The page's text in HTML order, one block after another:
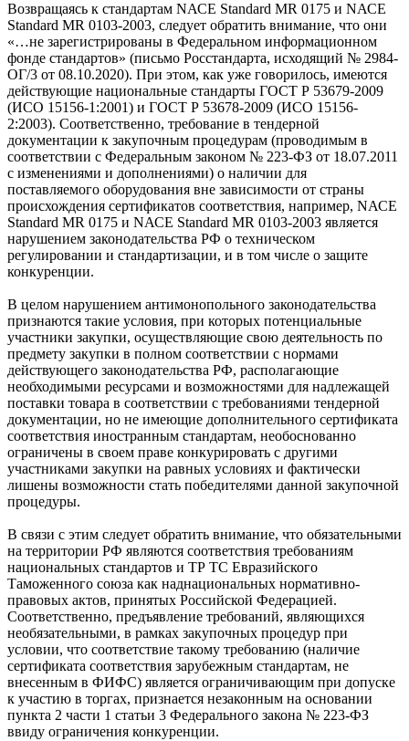
Возвращаясь к стандартам NАСЕ Standard MR 0175 и NАСЕ
Standard MR 0103-2003, следует обратить внимание, что они
«…не зарегистрированы в Федеральном информационном
фонде стандартов» (письмо Росстандарта, исходящий № 2984-
ОГ/3 от 08.10.2020). При этом, как уже говорилось, имеются
действующие национальные стандарты ГОСТ Р 53679-2009
(ИСО 15156-1:2001) и ГОСТ Р 53678-2009 (ИСО 15156-
2:2003). Соответственно, требование в тендерной
документации к закупочным процедурам (проводимым в
соответствии с Федеральным законом № 223-ФЗ от 18.07.2011
с изменениями и дополнениями) о наличии для
поставляемого оборудования вне зависимости от страны
происхождения сертификатов соответствия, например, NАСЕ
Standard MR 0175 и NАСЕ Standard MR 0103-2003 является
нарушением законодательства РФ о техническом
регулировании и стандартизации, и в том числе о защите
конкуренции.
В целом нарушением антимонопольного законодательства
признаются такие условия, при которых потенциальные
участники закупки, осуществляющие свою деятельность по
предмету закупки в полном соответствии с нормами
действующего законодательства РФ, располагающие
необходимыми ресурсами и возможностями для надлежащей
поставки товара в соответствии с требованиями тендерной
документации, но не имеющие дополнительного сертификата
соответствия иностранным стандартам, необоснованно
ограничены в своем праве конкурировать с другими
участниками закупки на равных условиях и фактически
лишены возможности стать победителями данной закупочной
процедуры.
В связи с этим следует обратить внимание, что обязательными
на территории РФ являются соответствия требованиям
национальных стандартов и ТР ТС Евразийского
Таможенного союза как наднациональных нормативно-
правовых актов, принятых Российской Федерацией.
Соответственно, предъявление требований, являющихся
необязательными, в рамках закупочных процедур при
условии, что соответствие такому требованию (наличие
сертификата соответствия зарубежным стандартам, не
внесенным в ФИФС) является ограничивающим при допуске
к участию в торгах, признается незаконным на основании
пункта 2 части 1 статьи 3 Федерального закона № 223-ФЗ
ввиду ограничения конкуренции.